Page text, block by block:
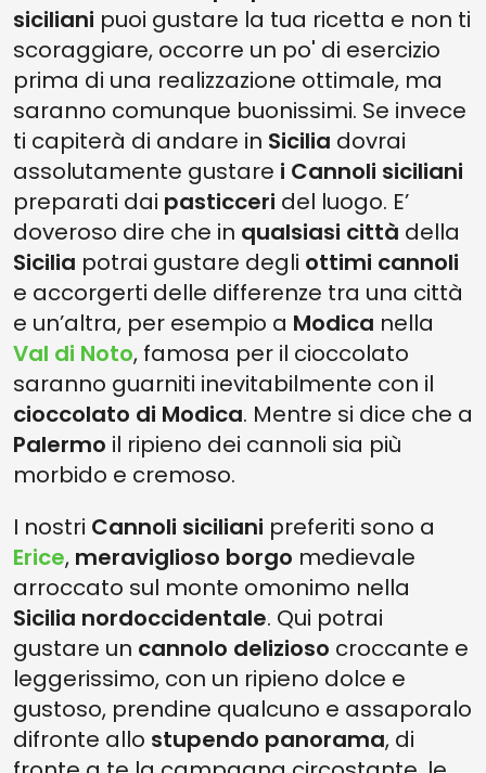
siciliani puoi gustare la tua ricetta e non ti
scoraggiare, occorre un po' di esercizio
prima di una realizzazione ottimale, ma
saranno comunque buonissimi. Se invece
ti capiterà di andare in Sicilia dovrai
assolutamente gustare i Cannoli siciliani
preparati dai pasticceri del luogo. E’
doveroso dire che in qualsiasi città della
Sicilia potrai gustare degli ottimi cannoli
e accorgerti delle differenze tra una città
e un’altra, per esempio a Modica nella
Val di Noto, famosa per il cioccolato
saranno guarniti inevitabilmente con il
cioccolato di Modica. Mentre si dice che a
Palermo il ripieno dei cannoli sia più
morbido e cremoso.
I nostri Cannoli siciliani preferiti sono a
Erice, meraviglioso borgo medievale
arroccato sul monte omonimo nella
Sicilia nordoccidentale. Qui potrai
gustare un cannolo delizioso croccante e
leggerissimo, con un ripieno dolce e
gustoso, prendine qualcuno e assaporalo
difronte allo stupendo panorama, di